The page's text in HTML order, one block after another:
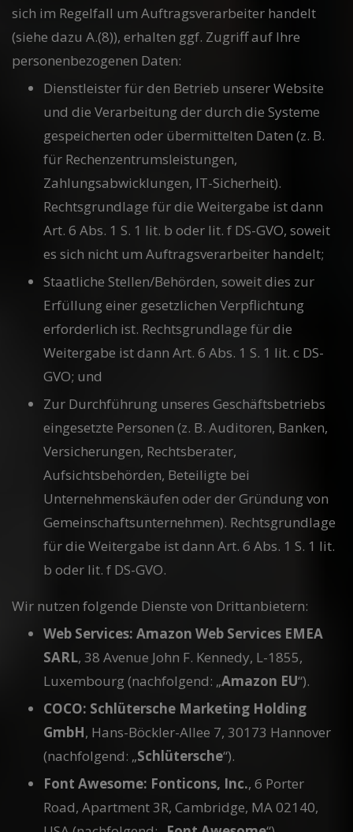
sich im Regelfall um Auftragsverarbeiter handelt
(siehe dazu A.(8)), erhalten ggf. Zugriff auf Ihre
personenbezogenen Daten:
Dienstleister für den Betrieb unserer Website
und die Verarbeitung der durch die Systeme
gespeicherten oder übermittelten Daten (z. B.
für Rechenzentrumsleistungen,
Zahlungsabwicklungen, IT-Sicherheit).
Rechtsgrundlage für die Weitergabe ist dann
Art. 6 Abs. 1 S. 1 lit. b oder lit. f DS-GVO, soweit
es sich nicht um Auftragsverarbeiter handelt;
Staatliche Stellen/Behörden, soweit dies zur
Erfüllung einer gesetzlichen Verpflichtung
erforderlich ist. Rechtsgrundlage für die
Weitergabe ist dann Art. 6 Abs. 1 S. 1 lit. c DS-
GVO; und
Zur Durchführung unseres Geschäftsbetriebs
eingesetzte Personen (z. B. Auditoren, Banken,
Versicherungen, Rechtsberater,
Aufsichtsbehörden, Beteiligte bei
Unternehmenskäufen oder der Gründung von
Gemeinschaftsunternehmen). Rechtsgrundlage
für die Weitergabe ist dann Art. 6 Abs. 1 S. 1 lit.
b oder lit. f DS-GVO.
Wir nutzen folgende Dienste von Drittanbietern:
Web Services: Amazon Web Services EMEA
SARL, 38 Avenue John F. Kennedy, L-1855,
Luxembourg (nachfolgend: „Amazon EU“).
COCO: Schlütersche Marketing Holding
GmbH, Hans-Böckler-Allee 7, 30173 Hannover
(nachfolgend: „Schlütersche“).
Font Awesome: Fonticons, Inc., 6 Porter
Road, Apartment 3R, Cambridge, MA 02140,